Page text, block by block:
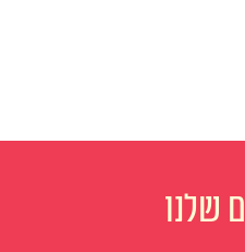
שלנו